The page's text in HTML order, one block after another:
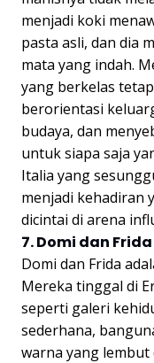
menjadi koki
pasta asli, dan dia
mata yang indah.
yang berkelas
berorientasi
budaya, dan
untuk siapa saja
Italia yang
menjadi kehadiran
dicintai di arena
7. Domi dan Frida
Domi dan Frida
Mereka tinggal di
seperti galeri
sederhana,
warna yang